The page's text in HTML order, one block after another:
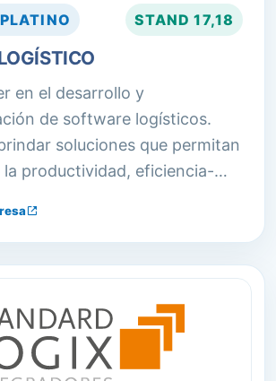
PLATINO STAND17,18
en el desarrollo y
de software logísticos.
soluciones que permitan
la productividad, eficiencia-
la rentabilidad de empresas